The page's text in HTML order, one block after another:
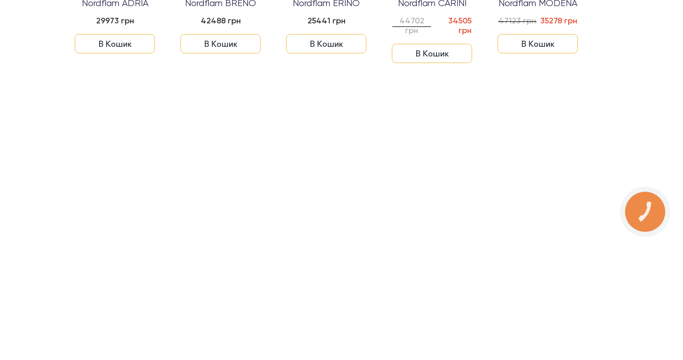
Nordflam ADRIA
29973 грн
В Кошик
Nordflam BRENO
42488 грн
В Кошик
Nordflam ERINO
25441 грн
В Кошик
Nordflam CARINI
44702
грн
34505
грн
В Кошик
Nordflam MODENA
47123 грн 35278 грн
В Кошик